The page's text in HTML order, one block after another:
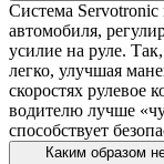
Система Servotronic
автомобиля,
усилие на руле.
легко, улучшая
скоростях рулевое
водителю лучше
способствует
Каким образом